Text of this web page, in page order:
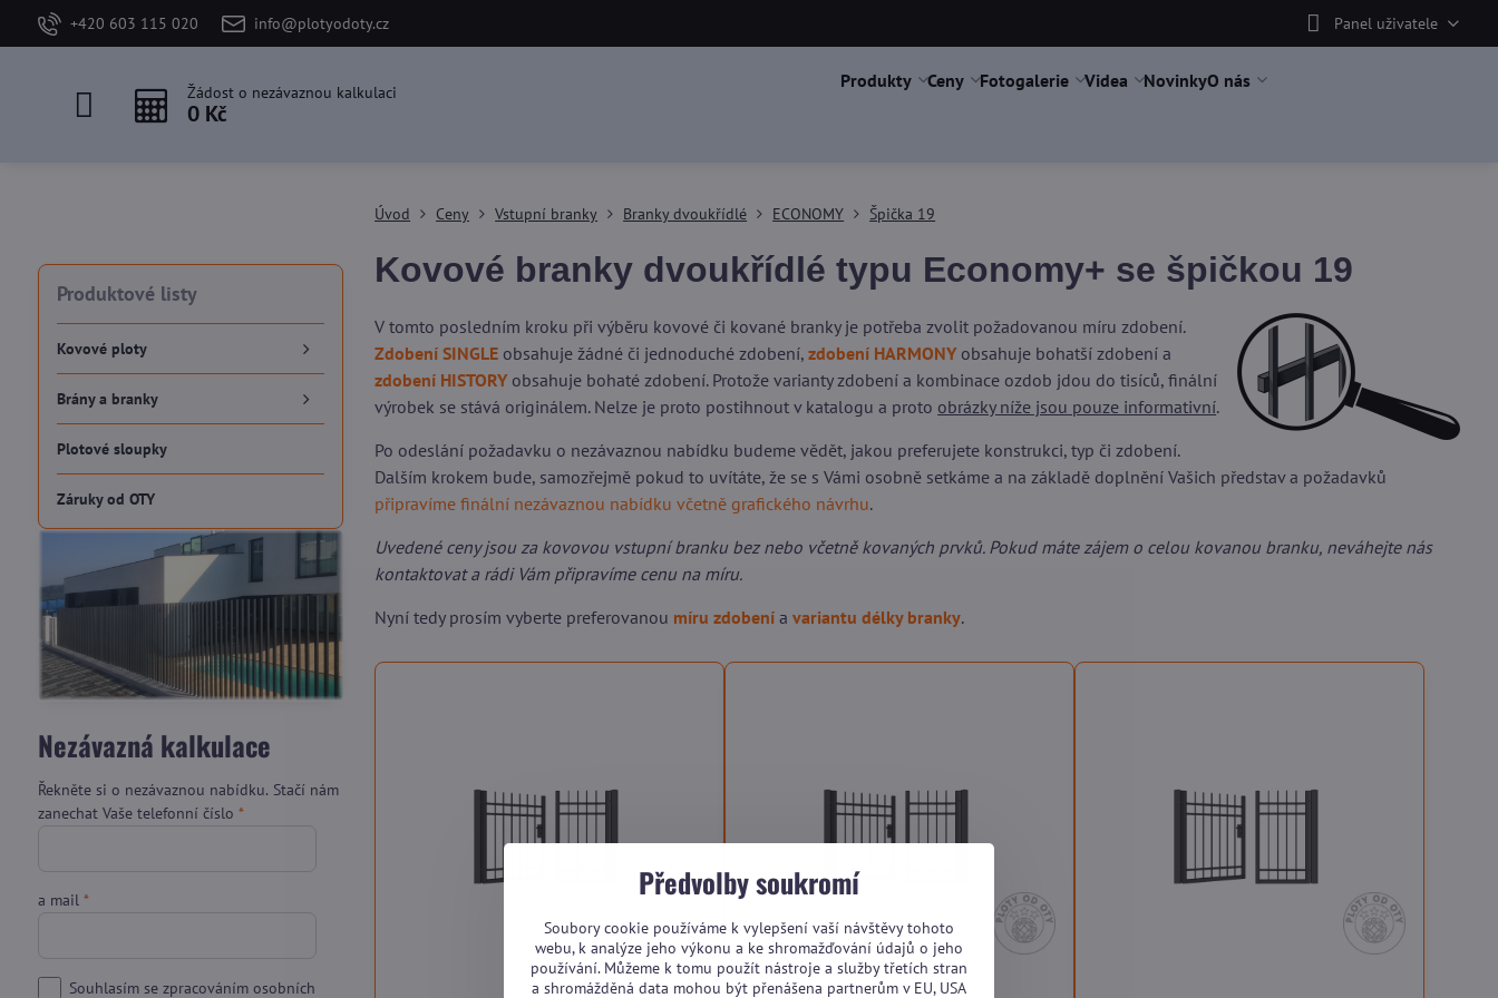
+420 603 115 020 info@plotyodoty.cz Panel uživatele
Žádost o nezávaznou kalkulaci
0 Kč
Produkty Ceny Fotogalerie Videa NovinkyO nás
Úvod Ceny Vstupní branky Branky dvoukřídlé ECONOMY Špička 19
Kovové branky dvoukřídlé typu Economy+ se špičkou 19
V tomto posledním kroku při výběru kovové či kované branky je potřeba zvolit požadovanou míru zdobení.
Zdobení SINGLE obsahuje žádné či jednoduché zdobení,zdobení HARMONYobsahuje bohatší zdobení a
zdobení HISTORYobsahuje bohaté zdobení. Protože varianty zdobení a kombinace ozdob jdou do tisíců, finální
výrobek se stává originálem. Nelze je proto postihnout v katalogu a proto obrázky níže jsou pouze informativní.
Po odeslání požadavku o nezávaznou nabídku budeme vědět, jakou preferujete konstrukci, typ či zdobení.
Dalším krokem bude, samozřejmě pokud to uvítáte, že se s Vámi osobně setkáme a na základě doplnění Vašich představ a požadavků
připravíme finální nezávaznou nabídku včetně grafického návrhu.
Uvedené ceny jsou za kovovou vstupní branku bez nebo včetně kovaných prvků. Pokud máte zájem o celou kovanou branku, neváhejte nás
kontaktovat a rádi Vám připravíme cenu na míru.
Nyní tedy prosím vyberte preferovanou míru zdobení avariantu délky branky.
Produktové listy
Kovové ploty
Brány a branky
Plotové sloupky
Záruky od OTY
Nezávazná kalkulace
Řekněte si o nezávaznou nabídku. Stačí nám
zanechat Vaše telefonní číslo *
a mail *
Souhlasím se zpracováním osobních
Předvolby soukromí
Soubory cookie používáme k vylepšení vaší návštěvy tohoto
webu, k analýze jeho výkonu a ke shromažďování údajů o jeho
používání. Můžeme k tomu použít nástroje a služby třetích stran
a shromážděná data mohou být přenášena partnerům v EU, USA